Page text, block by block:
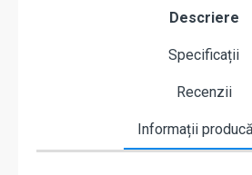
Descriere
Specificații
Recenzii
Informații